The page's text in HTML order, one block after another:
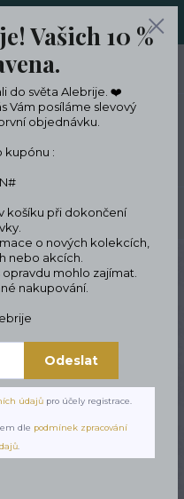
Hledat
z chirurgické oceli
oceli
oceli
Vašich 10 %
do světa Alebrije. ❤️
Vám posíláme slevový
objednávku.
kupónu :
košíku při dokončení
o nových kolekcích,
nebo akcích.
mohlo zajímat.
nakupování.
Odeslat
údajů pro účely registrace.
dle podmínek zpracování
.